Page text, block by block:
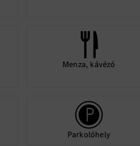
Menza, kávézó
Parkolóhely